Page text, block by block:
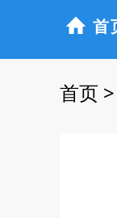
首
首页 >